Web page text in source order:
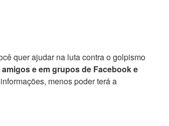
quer ajudar na luta contra o golpismo
e em grupos de Facebook e
menos poder terá a